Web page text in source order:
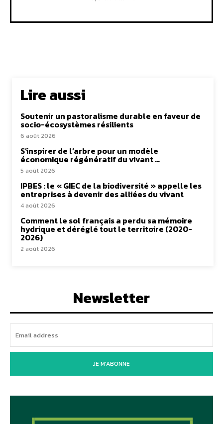
Lire aussi
Soutenir un pastoralisme durable en faveur de
socio-écosystèmes résilients
6 août 2026
S’inspirer de l’arbre pour un modèle
économique régénératif du vivant …
5 août 2026
IPBES : le « GIEC de la biodiversité » appelle les
entreprises à devenir des alliées du vivant
4 août 2026
Comment le sol français a perdu sa mémoire
hydrique et déréglé tout le territoire (2020-
2026)
2 août 2026
Newsletter
JE M'ABONNE